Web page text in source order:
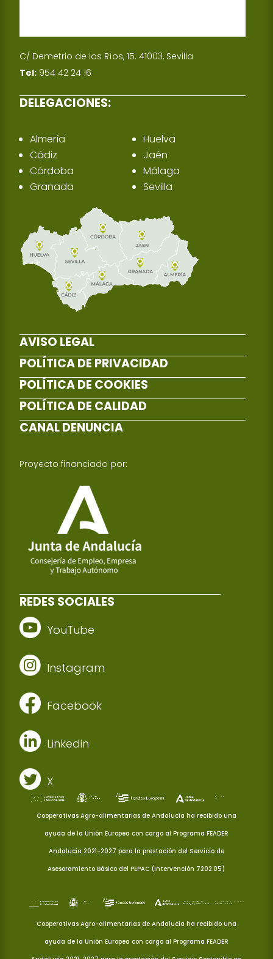
C/ Demetrio de los Ríos, 15. 41003, Sevilla
Tel: 954 42 24 16
DELEGACIONES:
Almería
Cádiz
Córdoba
Granada
Huelva
Jaén
Málaga
Sevilla
AVISO LEGAL
POLÍTICA DE PRIVACIDAD
POLÍTICA DE COOKIES
POLÍTICA DE CALIDAD
CANAL DENUNCIA
Proyecto financiado por:
REDES SOCIALES
YouTube
Instagram
Facebook
Linkedin
X
Cooperativas Agro-alimentarias de Andalucía ha recibido una
ayuda de la Unión Europea con cargo al Programa FEADER
Andalucía 2021-2027 para la prestación del Servicio de
Asesoramiento Básico del PEPAC (Intervención 7202.05)
Cooperativas Agro-alimentarias de Andalucía ha recibido una
ayuda de la Unión Europea con cargo al Programa FEADER